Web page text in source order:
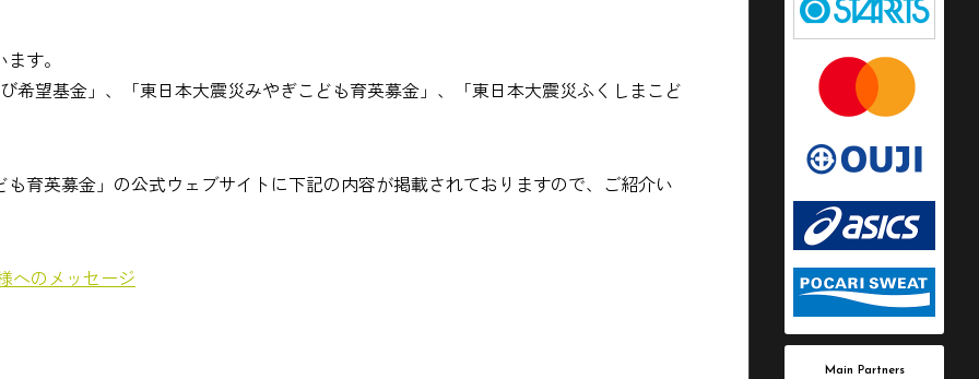
す。
希望基金」、「東日本大震災みやぎこども育英募金」、「東日本大震災ふくしまこど
育英募金」の公式ウェブサイトに下記の内容が掲載されておりますので、ご紹介い
へのメッセージ
Main Partners